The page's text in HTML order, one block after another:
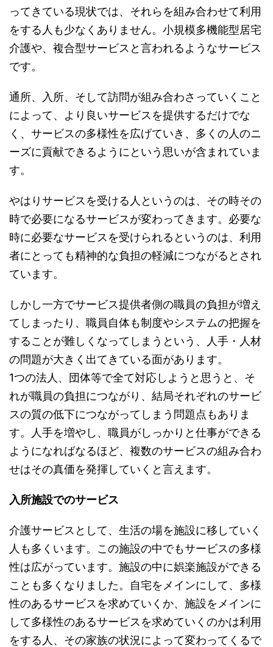
ってきている現状では、それらを組み合わせて利用
をする人も少なくありません。小規模多機能型居宅
介護や、複合型サービスと言われるようなサービス
です。
通所、入所、そして訪問が組み合わさっていくこと
によって、より良いサービスを提供するだけでな
く、サービスの多様性を広げていき、多くの人のニ
ーズに貢献できるようにという思いが含まれていま
す。
やはりサービスを受ける人というのは、その時その
時で必要になるサービスが変わってきます。必要な
時に必要なサービスを受けられるというのは、利用
者にとっても精神的な負担の軽減につながるとされ
ています。
しかし一方でサービス提供者側の職員の負担が増え
てしまったり、職員自体も制度やシステムの把握を
することが難しくなってしまうという、人手・人材
の問題が大きく出てきている面があります。
1つの法人、団体等で全て対応しようと思うと、そ
れが職員の負担につながり、結局それぞれのサービ
スの質の低下につながってしまう問題点もありま
す。人手を増やし、職員がしっかりと仕事ができる
ようになればなるほど、複数のサービスの組み合わ
せはその真価を発揮していくと言えます。
入所施設でのサービス
介護サービスとして、生活の場を施設に移していく
人も多くいます。この施設の中でもサービスの多様
性は広がっています。施設の中に娯楽施設ができる
ことも多くなりました。自宅をメインにして、多様
性のあるサービスを求めていくか、施設をメインに
して多様性のあるサービスを求めていくのかは利用
をする人、その家族の状況によって変わってくるで